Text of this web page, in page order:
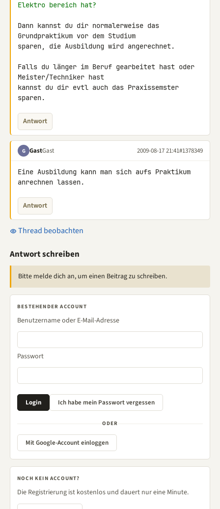
Elektro bereich hat?
Dann kannst du dir normalerweise das
Grundpraktikum vor dem Studium
sparen, die Ausbildung wird angerechnet.
Falls du länger im Beruf gearbeitet hast oder
Meister/Techniker hast
kannst du dir evtl auch das Praxissemster
sparen.
Antwort
G GastGast 2009-08-17 21:41#1378349
Eine Ausbildung kann man sich aufs Praktikum
anrechnen lassen.
Antwort
Thread beobachten
Antwort schreiben
Bitte melde dich an, um einen Beitrag zu schreiben.
BESTEHENDER ACCOUNT
Benutzername oder E-Mail-Adresse
Passwort
ODER
Mit Google-Account einloggen
NOCH KEIN ACCOUNT?
Die Registrierung ist kostenlos und dauert nur eine Minute.